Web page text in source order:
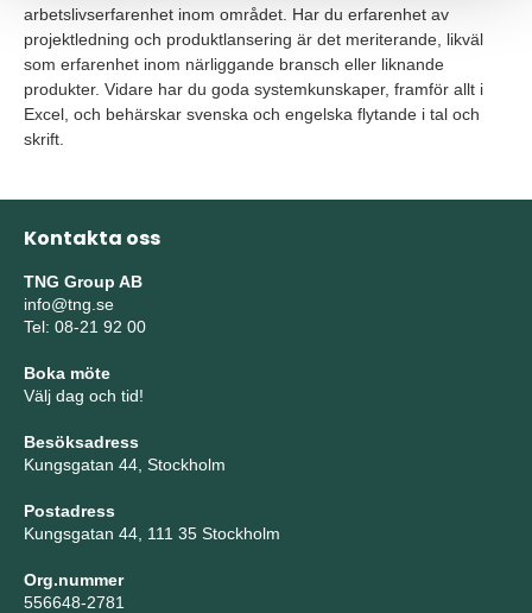
arbetslivserfarenhet inom området. Har du erfarenhet av
projektledning och produktlansering är det meriterande, likväl
som erfarenhet inom närliggande bransch eller liknande
produkter. Vidare har du goda systemkunskaper, framför allt i
Excel, och behärskar svenska och engelska flytande i tal och
skrift.
Kontakta oss
TNG Group AB
info@tng.se
Tel: 08-21 92 00
Boka möte
Välj dag och tid!
Besöksadress
Kungsgatan 44, Stockholm
Postadress
Kungsgatan 44, 111 35 Stockholm
Org.nummer
556648-2781